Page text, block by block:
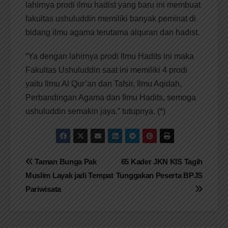
lahirnya prodi ilmu hadist yang baru ini membuat
fakultas ushuluddin memiliki banyak peminat di
bidang ilmu agama terutama alquran dan hadist.
“Ya dengan lahirnya prodi Ilmu Hadits ini maka
Fakultas Ushuluddin saat ini memiliki 4 prodi
yaitu Ilmu Al Qur’an dan Tafsir, Ilmu Aqidah,
Perbandingan Agama dan Ilmu Hadits, semoga
ushuluddin semakin jaya.” tutupnya. (*)
Navigasi
pos
65 Kader JKN KIS Tagih
Tunggakan Peserta BPJS
Taman Bunga Pak
Muslim Layak jadi Tempat
Pariwisata